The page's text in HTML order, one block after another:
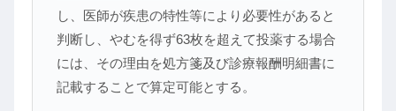
し、医師が疾患の特性等により必要性があると
判断し、やむを得ず63枚を超えて投薬する場合
には、その理由を処方箋及び診療報酬明細書に
記載することで算定可能とする。